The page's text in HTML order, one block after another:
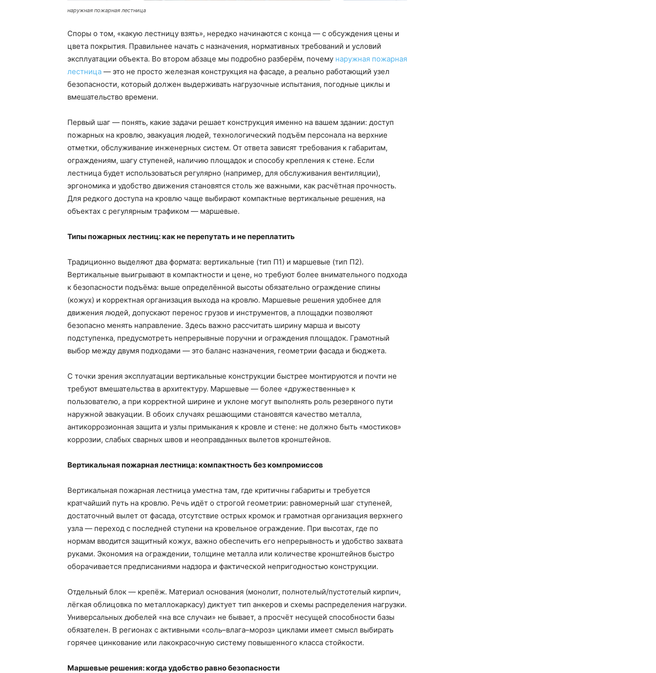
наружная пожарная лестница
Споры о том, «какую лестницу взять», нередко начинаются с конца — с обсуждения цены и
цвета покрытия. Правильнее начать с назначения, нормативных требований и условий
эксплуатации объекта. Во втором абзаце мы подробно разберём, почему наружная пожарная
лестница — это не просто железная конструкция на фасаде, а реально работающий узел
безопасности, который должен выдерживать нагрузочные испытания, погодные циклы и
вмешательство времени.
Первый шаг — понять, какие задачи решает конструкция именно на вашем здании: доступ
пожарных на кровлю, эвакуация людей, технологический подъём персонала на верхние
отметки, обслуживание инженерных систем. От ответа зависят требования к габаритам,
ограждениям, шагу ступеней, наличию площадок и способу крепления к стене. Если
лестница будет использоваться регулярно (например, для обслуживания вентиляции),
эргономика и удобство движения становятся столь же важными, как расчётная прочность.
Для редкого доступа на кровлю чаще выбирают компактные вертикальные решения, на
объектах с регулярным трафиком — маршевые.
Типы пожарных лестниц: как не перепутать и не переплатить
Традиционно выделяют два формата: вертикальные (тип П1) и маршевые (тип П2).
Вертикальные выигрывают в компактности и цене, но требуют более внимательного подхода
к безопасности подъёма: выше определённой высоты обязательно ограждение спины
(кожух) и корректная организация выхода на кровлю. Маршевые решения удобнее для
движения людей, допускают перенос грузов и инструментов, а площадки позволяют
безопасно менять направление. Здесь важно рассчитать ширину марша и высоту
подступенка, предусмотреть непрерывные поручни и ограждения площадок. Грамотный
выбор между двумя подходами — это баланс назначения, геометрии фасада и бюджета.
С точки зрения эксплуатации вертикальные конструкции быстрее монтируются и почти не
требуют вмешательства в архитектуру. Маршевые — более «дружественные» к
пользователю, а при корректной ширине и уклоне могут выполнять роль резервного пути
наружной эвакуации. В обоих случаях решающими становятся качество металла,
антикоррозионная защита и узлы примыкания к кровле и стене: не должно быть «мостиков»
коррозии, слабых сварных швов и неоправданных вылетов кронштейнов.
Вертикальная пожарная лестница: компактность без компромиссов
Вертикальная пожарная лестница уместна там, где критичны габариты и требуется
кратчайший путь на кровлю. Речь идёт о строгой геометрии: равномерный шаг ступеней,
достаточный вылет от фасада, отсутствие острых кромок и грамотная организация верхнего
узла — переход с последней ступени на кровельное ограждение. При высотах, где по
нормам вводится защитный кожух, важно обеспечить его непрерывность и удобство захвата
руками. Экономия на ограждении, толщине металла или количестве кронштейнов быстро
оборачивается предписаниями надзора и фактической непригодностью конструкции.
Отдельный блок — крепёж. Материал основания (монолит, полнотелый/пустотелый кирпич,
лёгкая облицовка по металлокаркасу) диктует тип анкеров и схемы распределения нагрузки.
Универсальных дюбелей «на все случаи» не бывает, а просчёт несущей способности базы
обязателен. В регионах с активными «соль–влага–мороз» циклами имеет смысл выбирать
горячее цинкование или лакокрасочную систему повышенного класса стойкости.
Маршевые решения: когда удобство равно безопасности